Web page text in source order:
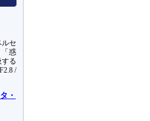
ルセ
惑
る
/
・